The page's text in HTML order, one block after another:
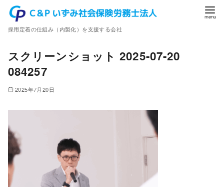
採用定着の仕組み（内製化）を支援する会社
スクリーンショット 2025-07-20
084257
2025年7月20日